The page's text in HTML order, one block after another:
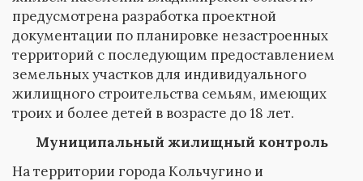
предусмотрена разработка проектной
документации по планировке незастроенных
территорий с последующим предоставлением
земельных участков для индивидуального
жилищного строительства семьям, имеющих
троих и более детей в возрасте до 18 лет.
Муниципальный жилищный контроль
На территории города Кольчугино и